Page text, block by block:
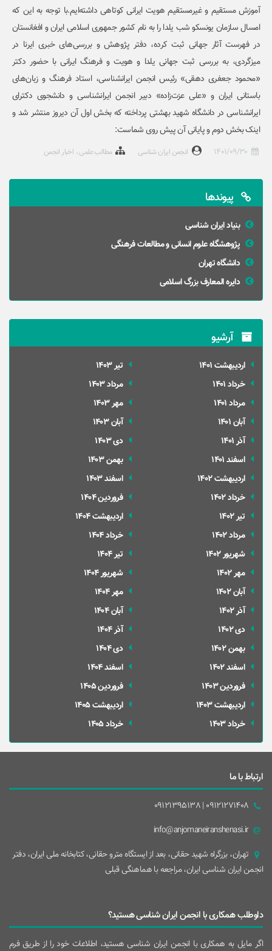
آموزش مستقیم و غیرمستقیم هویت ایرانی کوتاهی داشته‌ایم.با توجه به این که
امسال سازمان یونسکو شب یلدا را به نام کشور جمهوری اسلامی ایران و افغانستان
در فهرست آثار جهانی ثبت کرده، دفتر پژوهش و بررسی‌های خبری ایرنا در
میزگردی، به بررسی ثبت جهانی یلدا و هویت و فرهنگ ایرانی با حضور دکتر
«محمود جعفری دهقی» رئیس انجمن ایرانشناسی، استاد فرهنگ و زبان‌های
باستانی ایران و «علی عزت‌زاده» دبیر انجمن ایرانشناسی و دانشجوی دکترای
ایرانشناسی در دانشگاه شهید بهشتی پرداخته که بخش اول آن دیروز منتشر شد و
اینک بخش دوم و پایانی آن پیش روی شماست:
انجمن ایران شناسی مطالب علمی اخبار انجمن
پیوندها
بنیاد ایران شناسی
پژوهشگاه علوم انسانی و مطالعات فرهنگی
دانشگاه تهران
دایره المعارف بزرگ اسلامی
آرشیو
ارديبهشت 1401
خرداد 1401
مرداد 1401
آبان 1401
آذر 1401
اسفند 1401
ارديبهشت 1402
خرداد 1402
تير 1402
مرداد 1402
شهریور 1402
مهر 1402
آبان 1402
آذر 1402
دی 1402
بهمن 1402
اسفند 1402
فروردین 1403
ارديبهشت 1403
خرداد 1403
تير 1403
مرداد 1403
مهر 1403
آبان 1403
دی 1403
بهمن 1403
اسفند 1403
فروردین 1404
ارديبهشت 1404
خرداد 1404
تير 1404
شهریور 1404
مهر 1404
آبان 1404
آذر 1404
دی 1404
اسفند 1404
فروردین 1405
ارديبهشت 1405
خرداد 1405
ارتباط با ما
09121271408 | 09121395138
info@anjomaneiranshenasi.ir
تهران، بزرگراه شهيد حقانی، بعد از ايستگاه مترو حقانی، کتابخانه ملی ایران، دفتر
انجمن ایران شناسی ایران، مراجعه با هماهنگی قبلی
داوطلب همکاری با انجمن ایران شناسی هستید؟
اگر مایل به همکاری با انجمن ایران شناسی هستید، اطلاعات خود را از طریق فرم